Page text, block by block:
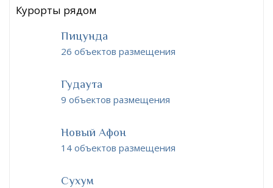
Курорты рядом
Пицунда
26 объектов размещения
Гудаута
9 объектов размещения
Новый Афон
14 объектов размещения
Сухум